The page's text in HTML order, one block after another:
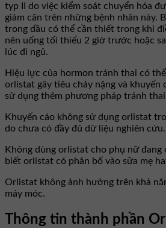
typ II do việc kiểm soát chuyển hóa
giảm cân trên những bệnh nhân này.
trong dầu có thể cần thiết trong khi
nên uống tối thiểu 2 giờ trước hoặc
lúc đi ngủ.
Hiệu lực của hormon tránh thai có
orlistat gây tiêu chảy nặng và khuyến
sử dụng thêm phương pháp tránh
Khuyến cáo không sử dụng orlistat
do chưa có đầy đủ dữ liệu nghiên cứu.
Không dùng orlistat cho phụ nữ đang
biết orlistat có phân bố vào sữa mẹ
Orlistat không ảnh hưởng trên khả
máy móc.
Thông tin thành phần